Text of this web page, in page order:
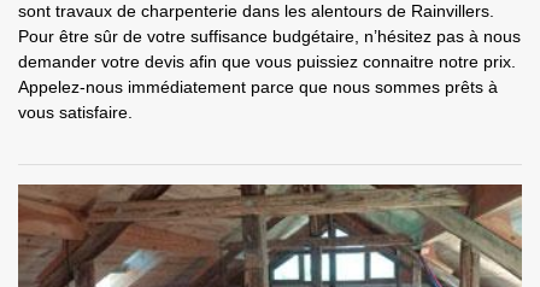
sont travaux de charpenterie dans les alentours de Rainvillers.
Pour être sûr de votre suffisance budgétaire, n’hésitez pas à nous
demander votre devis afin que vous puissiez connaitre notre prix.
Appelez-nous immédiatement parce que nous sommes prêts à
vous satisfaire.